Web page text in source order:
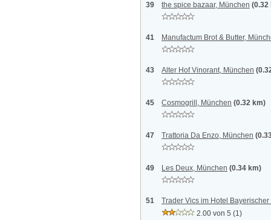
39 the spice bazaar, München (0.32
41 Manufactum Brot & Butter,
43 Alter Hof Vinorant, München
45 Cosmogrill, München (0.32 km)
47 Trattoria Da Enzo, München
49 Les Deux, München (0.34 km)
51
Trader Vics im Hotel
2.00 von 5 (1)